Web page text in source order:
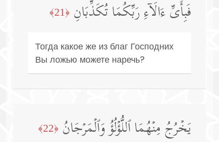
فَبِأَیِّ ءَالَاۤءِ رَبِّكُمَا تُكَذِّبَانِ ﴿21﴾
Тогда какое же из благ Господних
Вы ложью можете наречь?
یَخۡرُجُ مِنۡهُمَا ٱللُّؤۡلُؤُ وَٱلۡمَرۡجَانُ ﴿22﴾